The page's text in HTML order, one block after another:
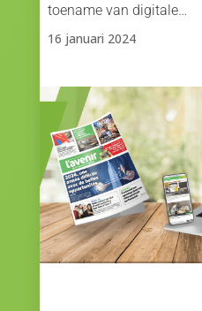
toename van digitale…
16 januari 2024